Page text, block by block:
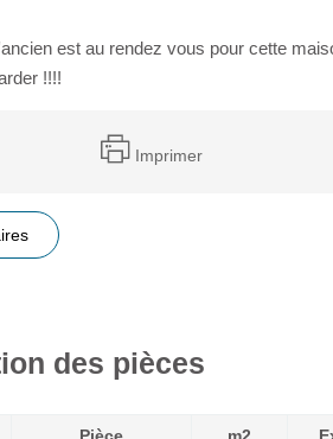
est au rendez vous pour cette
!!!!
Imprimer
des pièces